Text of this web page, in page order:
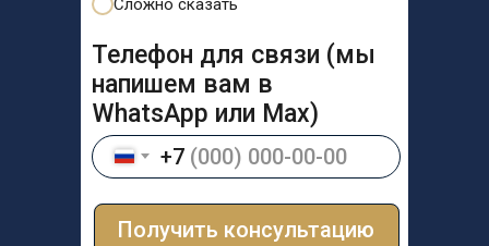
Телефон для связи (мы
напишем вам в
WhatsApp или Max)
+7
Получить консультацию